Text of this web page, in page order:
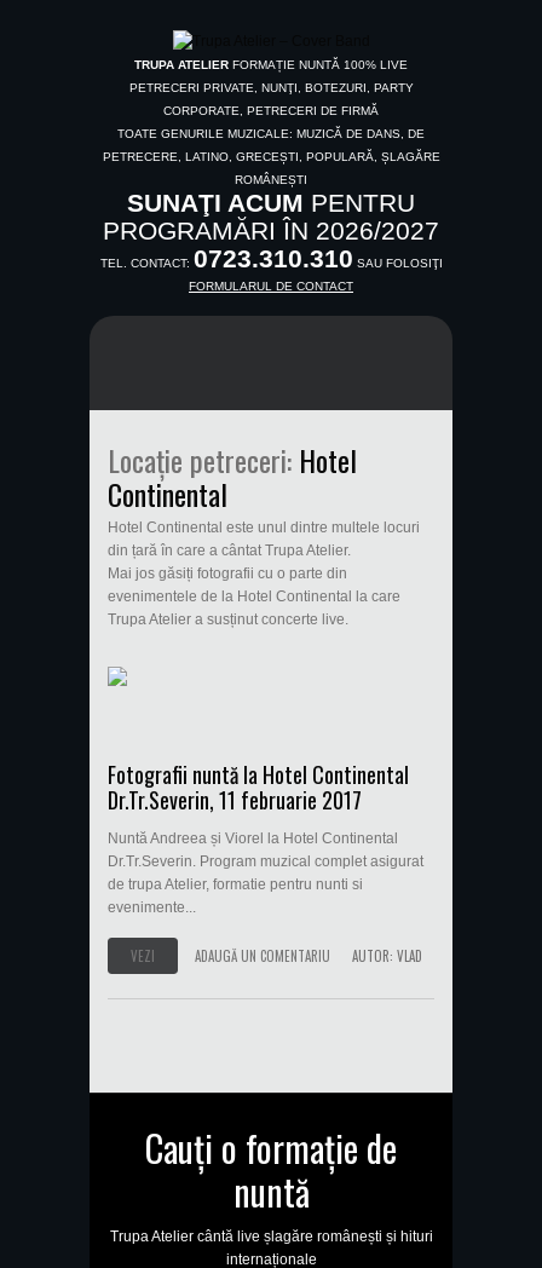
TRUPA ATELIER FORMAȚIE NUNTĂ 100% LIVE
PETRECERI PRIVATE, NUNŢI, BOTEZURI, PARTY
CORPORATE, PETRECERI DE FIRMĂ
TOATE GENURILE MUZICALE: MUZICĂ DE DANS, DE
PETRECERE, LATINO, GRECEȘTI, POPULARĂ, ȘLAGĂRE
ROMÂNEȘTI
SUNAŢI ACUM PENTRU
PROGRAMĂRI ÎN 2026/2027
TEL. CONTACT: 0723.310.310 SAU FOLOSIŢI
FORMULARUL DE CONTACT
Locație petreceri: Hotel
Continental
Hotel Continental este unul dintre multele locuri
din țară în care a cântat Trupa Atelier.
Mai jos găsiți fotografii cu o parte din
evenimentele de la Hotel Continental la care
Trupa Atelier a susținut concerte live.
Fotografii nuntă la Hotel Continental
Dr.Tr.Severin, 11 februarie 2017
Nuntă Andreea și Viorel la Hotel Continental
Dr.Tr.Severin. Program muzical complet asigurat
de trupa Atelier, formatie pentru nunti si
evenimente...
VEZI ADAUGĂ UN COMENTARIU AUTOR: VLAD
Cauți o formație de
nuntă
Trupa Atelier cântă live șlagăre românești și hituri
internaționale